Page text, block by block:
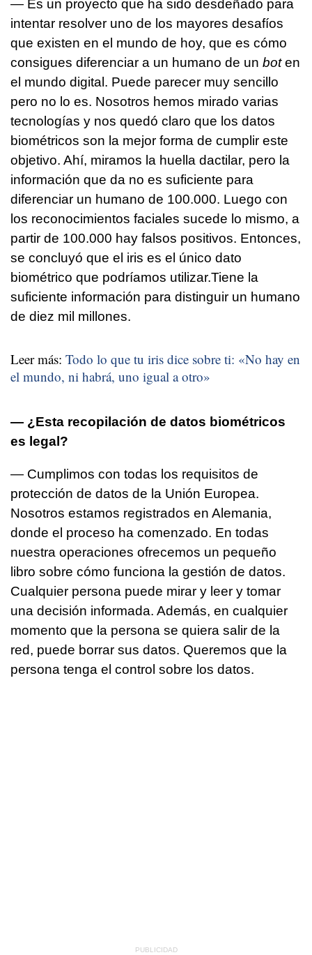
— Es un proyecto que ha sido desdeñado para
intentar resolver uno de los mayores desafíos
que existen en el mundo de hoy, que es cómo
consigues diferenciar a un humano de un boten
el mundo digital. Puede parecer muy sencillo
pero no lo es. Nosotros hemos mirado varias
tecnologías y nos quedó claro que los datos
biométricos son la mejor forma de cumplir este
objetivo. Ahí, miramos la huella dactilar, pero la
información que da no es suficiente para
diferenciar un humano de 100.000. Luego con
los reconocimientos faciales sucede lo mismo, a
partir de 100.000 hay falsos positivos. Entonces,
se concluyó que el iris es el único dato
biométrico que podríamos utilizar.Tiene la
suficiente información para distinguir un humano
de diez mil millones.
Leer más: Todo lo que tu iris dice sobre ti: «No hay en
el mundo, ni habrá, uno igual a otro»
— ¿Esta recopilación de datos biométricos
es legal?
— Cumplimos con todas los requisitos de
protección de datos de la Unión Europea.
Nosotros estamos registrados en Alemania,
donde el proceso ha comenzado. En todas
nuestra operaciones ofrecemos un pequeño
libro sobre cómo funciona la gestión de datos.
Cualquier persona puede mirar y leer y tomar
una decisión informada. Además, en cualquier
momento que la persona se quiera salir de la
red, puede borrar sus datos. Queremos que la
persona tenga el control sobre los datos.